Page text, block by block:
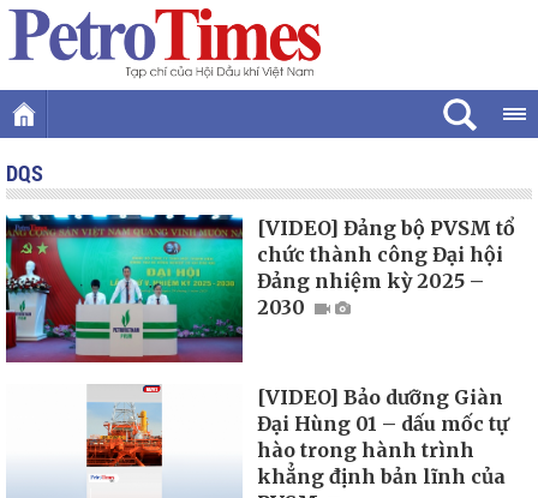
DQS
[VIDEO] Đảng bộ PVSM tổ
chức thành công Đại hội
Đảng nhiệm kỳ 2025 –
2030
[VIDEO] Bảo dưỡng Giàn
Đại Hùng 01 – dấu mốc tự
hào trong hành trình
khẳng định bản lĩnh của